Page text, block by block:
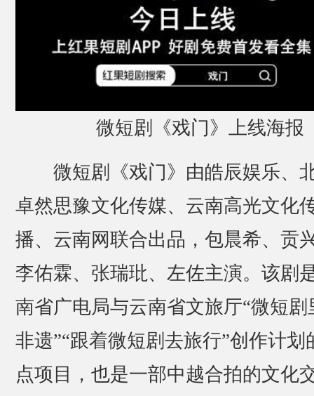
微短剧《戏门》上线海报
微短剧《戏门》由皓辰娱乐、
卓然思豫文化传媒、云南高光文化
播、云南网联合出品，包晨希、贡
李佑霖、张瑞玭、左佐主演。该剧
南省广电局与云南省文旅厅“微短剧
非遗”“跟着微短剧去旅行”创作计划
点项目，也是一部中越合拍的文化